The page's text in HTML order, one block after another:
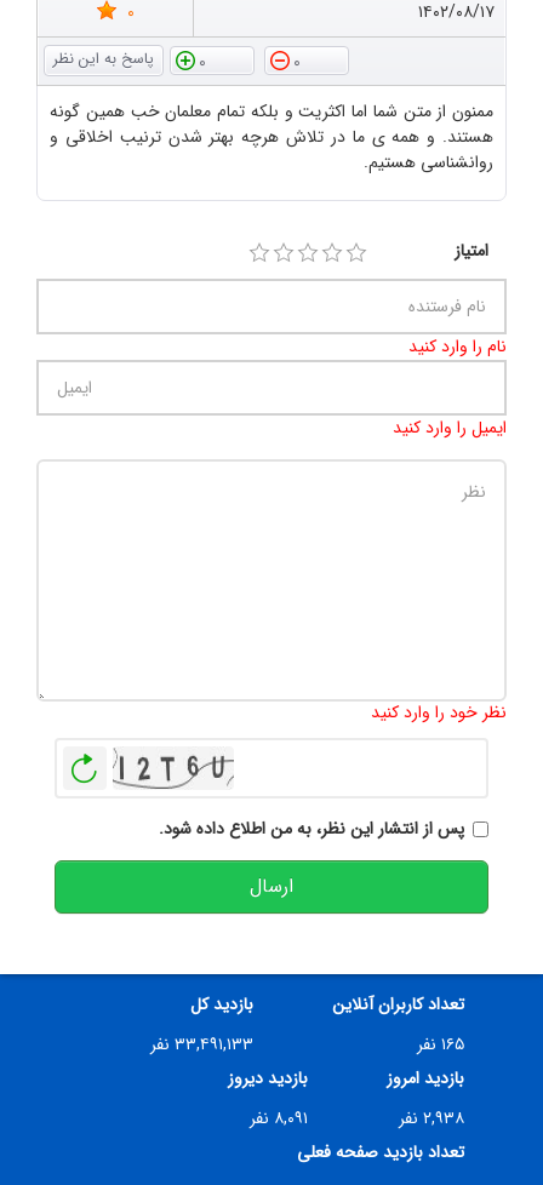
۱۴۰۲/۰۸/۱۷
0
0
0
ممنون از متن شما اما اکثریت و بلکه تمام معلمان خب همین گونه
هستند. و همه ی ما در تلاش هرچه بهتر شدن ترنیب اخلاقی و
روانشناسی هستیم.
امتیاز
نام را وارد کنید
ایمیل را وارد کنید
نظر خود را وارد کنید
پس از انتشار این نظر، به من اطلاع داده شود.
ارسال
تعداد کاربران آنلاین
۱۶۵ نفر
بازدید کل
۳۳,۴۹۱,۱۳۳ نفر
بازدید امروز
۲,۹۳۸ نفر
بازدید دیروز
۸,۰۹۱ نفر
تعداد بازدید صفحه فعلی